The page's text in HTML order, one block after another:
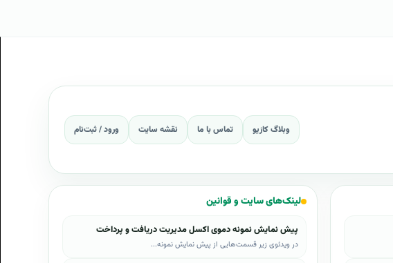
وبلاگ کازیو تماس با ما نقشه سایت ورود / ثبت‌نام
لینک‌های سایت و قوانین
پیش نمایش نمونه دموی اکسل مدیریت دریافت و پرداخت
در ویدئوی زیر قسمت‌هایی از پیش نمایش نمونه...